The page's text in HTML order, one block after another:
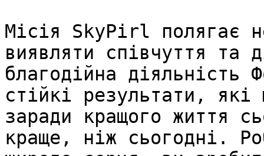
Місія SkyPirl полягає
виявляти співчуття
благодійна діяльність
стійкі результати,
заради кращого життя
краще, ніж сьогодні.